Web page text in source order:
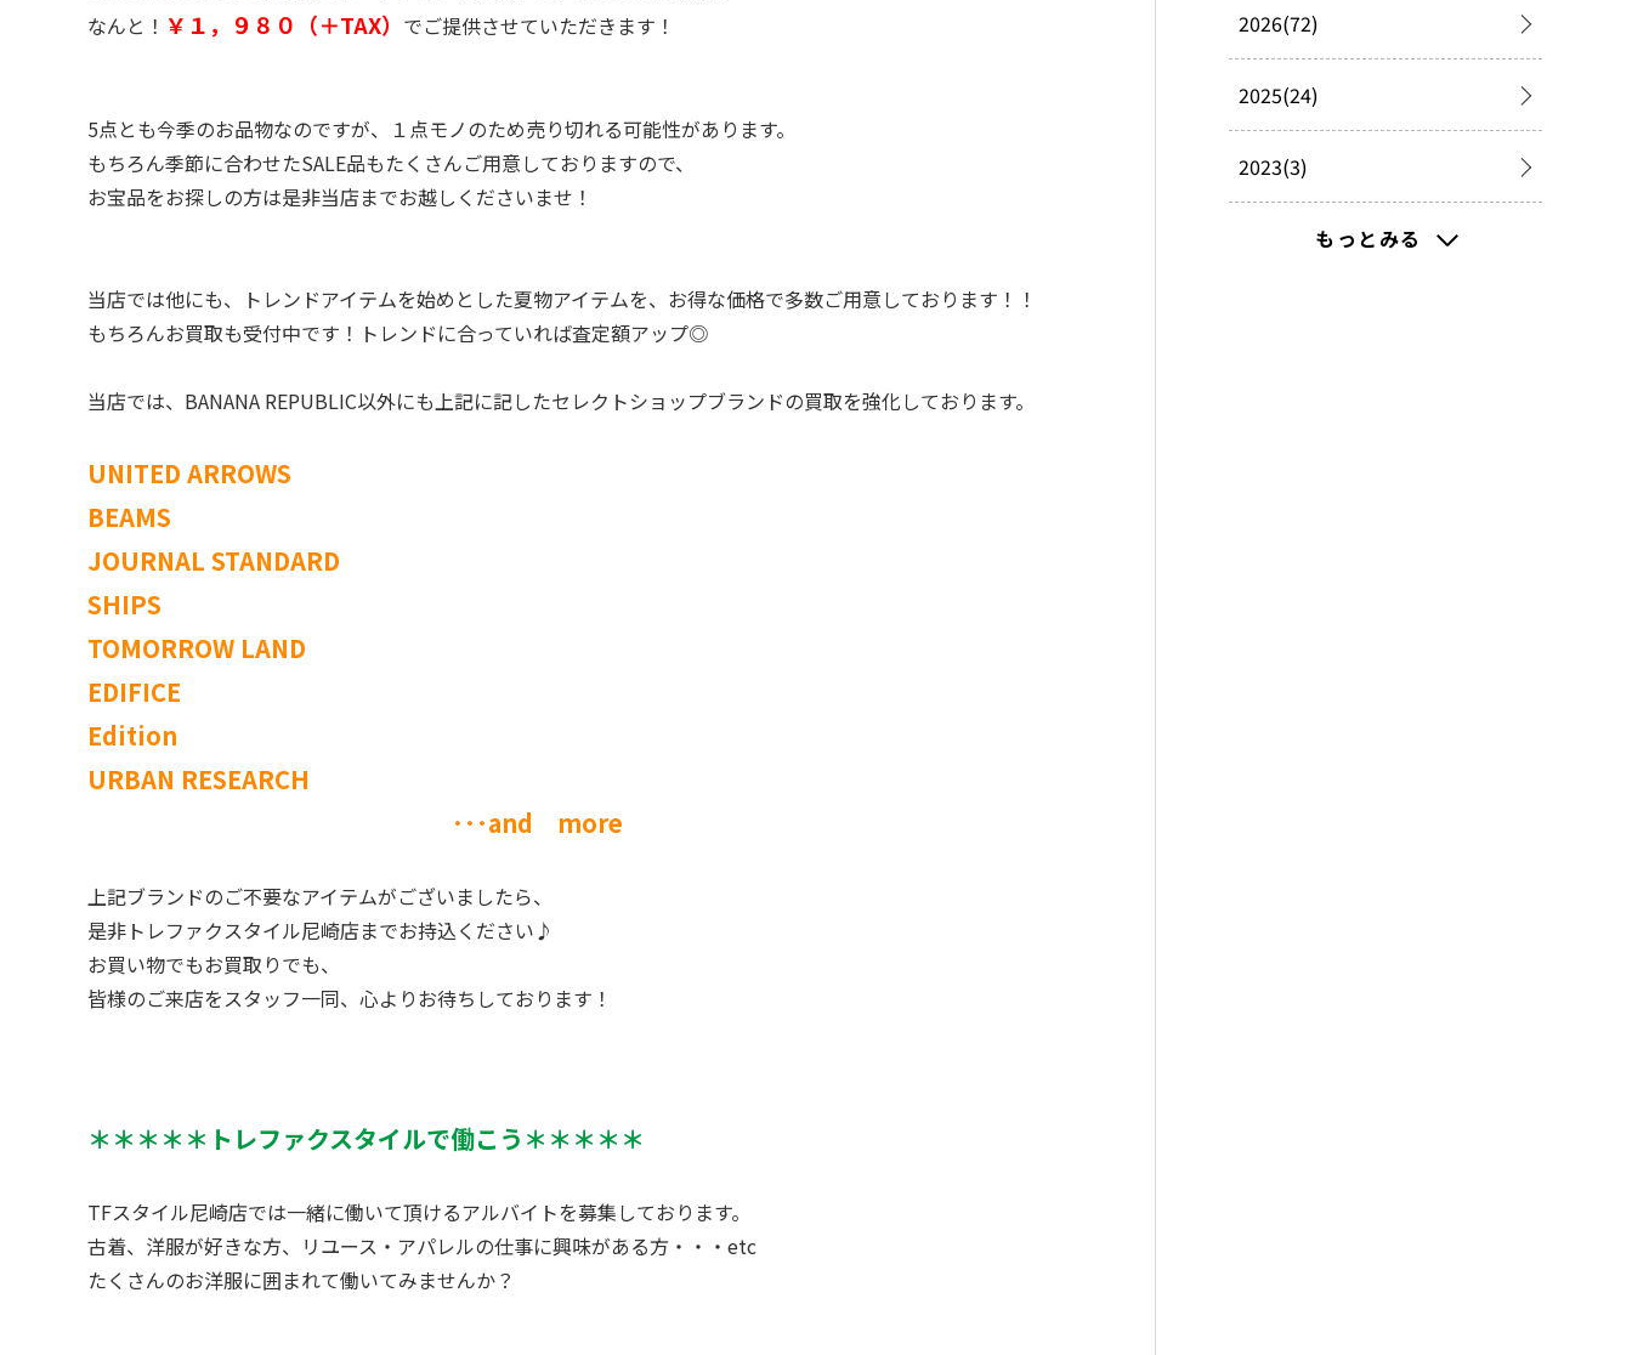
なんと！ ￥１，９８０（＋TAX） でご提供させていただきます！
5点とも今季のお品物なのですが、１点モノのため売り切れる可能性があります。
もちろん季節に合わせたSALE品もたくさんご用意しておりますので、
お宝品をお探しの方は是非当店までお越しくださいませ！
当店では他にも、トレンドアイテムを始めとした夏物アイテムを、お得な価格で多数ご用意しております！！
もちろんお買取も受付中です！トレンドに合っていれば査定額アップ◎
当店では、BANANA REPUBLIC以外にも上記に記したセレクトショップブランドの買取を強化しております。
UNITED ARROWS
BEAMS
JOURNAL STANDARD
SHIPS
TOMORROW LAND
EDIFICE
Edition
URBAN RESEARCH
･･･and more
上記ブランドのご不要なアイテムがございましたら、
是非トレファクスタイル尼崎店までお持込ください♪
お買い物でもお買取りでも、
皆様のご来店をスタッフ一同、心よりお待ちしております！
＊＊＊＊＊トレファクスタイルで働こう＊＊＊＊＊
TFスタイル尼崎店では一緒に働いて頂けるアルバイトを募集しております。
古着、洋服が好きな方、リユース・アパレルの仕事に興味がある方・・・etc
たくさんのお洋服に囲まれて働いてみませんか？
2026(72)
2025(24)
2023(3)
もっとみる